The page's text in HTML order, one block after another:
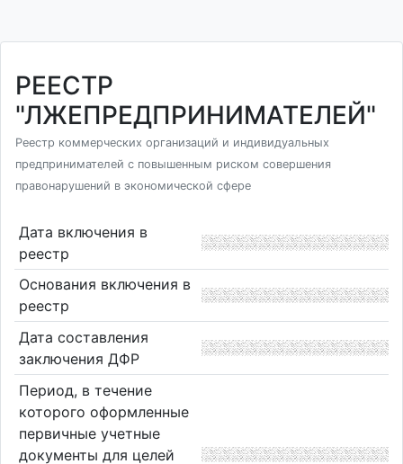
РЕЕСТР
"ЛЖЕПРЕДПРИНИМАТЕЛЕЙ"
Реестр коммерческих организаций и индивидуальных
предпринимателей с повышенным риском совершения
правонарушений в экономической сфере
Дата включения в
реестр
Основания включения в
реестр
Дата составления
заключения ДФР
Период, в течение
которого оформленные
первичные учетные
документы для целей